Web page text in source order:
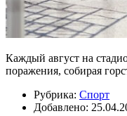
Каждый август на
поражения, собирая
Рубрика: Спорт
Добавлено: